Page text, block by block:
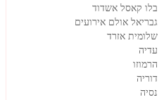
בלו קאסל אשדוד
גבריאל אולם אירועים
שלומית אזרד
עדיה
הרמוזו
דוריה
נסיה